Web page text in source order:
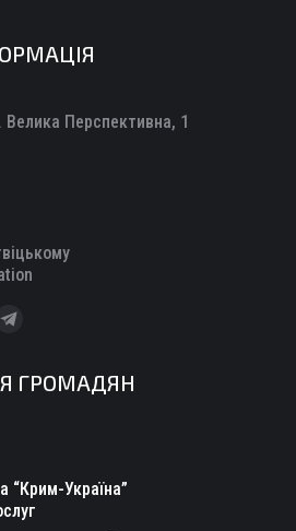
Перспективна, 1
Telegram
opens
ГРОМАДЯН
“Крим-Україна”